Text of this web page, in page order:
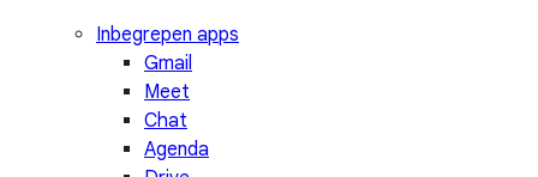
Inbegrepen apps
Gmail
Meet
Chat
Agenda